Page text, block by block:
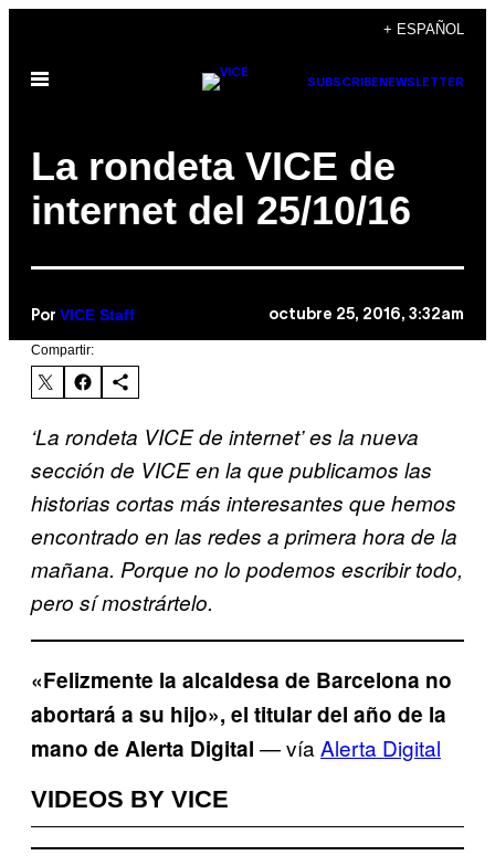
contenido
+ ESPAÑOL
Abrir
SUBSCRIBE NEWSLETTER
La rondeta VICE de
internet del 25/10/16
Por VICE Staff octubre 25, 2016, 3:32am
Compartir:
‘La rondeta VICE de internet’ es la nueva
sección de VICE en la que publicamos las
historias cortas más interesantes que hemos
encontrado en las redes a primera hora de la
mañana. Porque no lo podemos escribir todo,
pero sí mostrártelo.
«Felizmente la alcaldesa de Barcelona no
abortará a su hijo», el titular del año de la
mano de Alerta Digital — vía Alerta Digital
VIDEOS BY VICE